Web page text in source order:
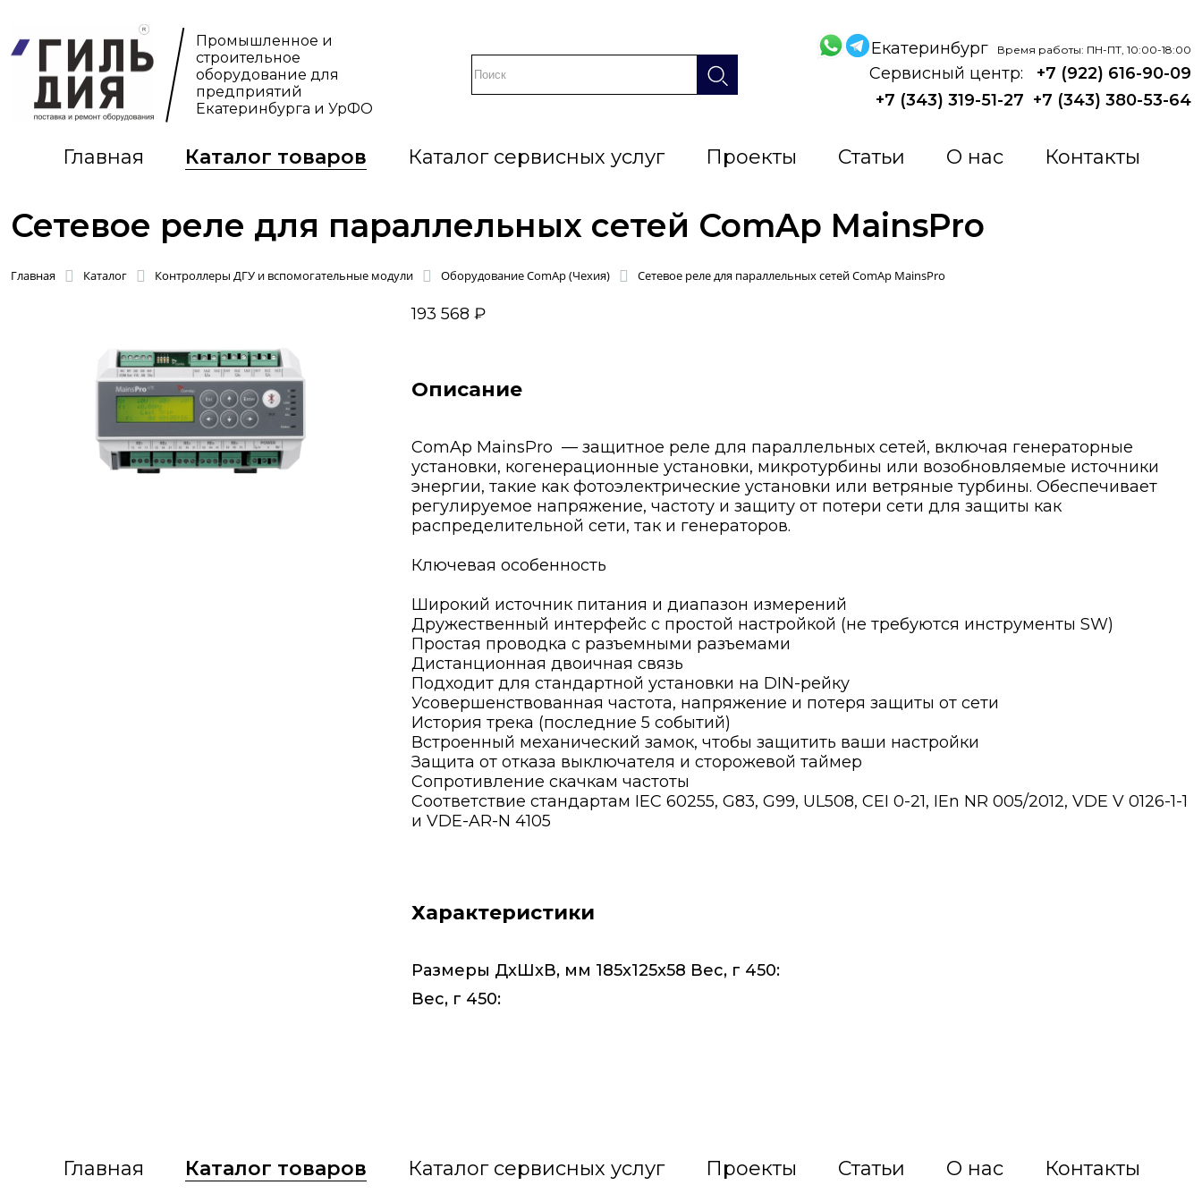
Промышленное и
строительное
оборудование для
предприятий
Екатеринбурга и УрФО
Екатеринбург Время работы: ПН-ПТ, 10:00-18:00
Сервисный центр:
+7 (922) 616-90-09
+7 (343) 319-51-27 +7 (343) 380-53-64
Главная Каталог товаров Каталог сервисных услуг Проекты Статьи О нас Контакты
Сетевое реле для параллельных сетей ComAp MainsPro
Главная Каталог Контроллеры ДГУ и вспомогательные модули Оборудование ComAp (Чехия) Сетевое реле для параллельных сетей ComAp MainsPro
193 568 ₽
Описание
ComAp MainsPro — защитное реле для параллельных сетей, включая генераторные
установки, когенерационные установки, микротурбины или возобновляемые источники
энергии, такие как фотоэлектрические установки или ветряные турбины. Обеспечивает
регулируемое напряжение, частоту и защиту от потери сети для защиты как
распределительной сети, так и генераторов.
Ключевая особенность
Широкий источник питания и диапазон измерений
Дружественный интерфейс с простой настройкой (не требуются инструменты SW)
Простая проводка с разъемными разъемами
Дистанционная двоичная связь
Подходит для стандартной установки на DIN-рейку
Усовершенствованная частота, напряжение и потеря защиты от сети
История трека (последние 5 событий)
Встроенный механический замок, чтобы защитить ваши настройки
Защита от отказа выключателя и сторожевой таймер
Сопротивление скачкам частоты
Соответствие стандартам IEC 60255, G83, G99, UL508, CEI 0-21, IEn NR 005/2012, VDE V 0126-1-1
и VDE-AR-N 4105
Характеристики
Размеры ДxШxВ, мм 185x125x58 Вес, г 450:
Вес, г 450:
Главная Каталог товаров Каталог сервисных услуг Проекты Статьи О нас Контакты